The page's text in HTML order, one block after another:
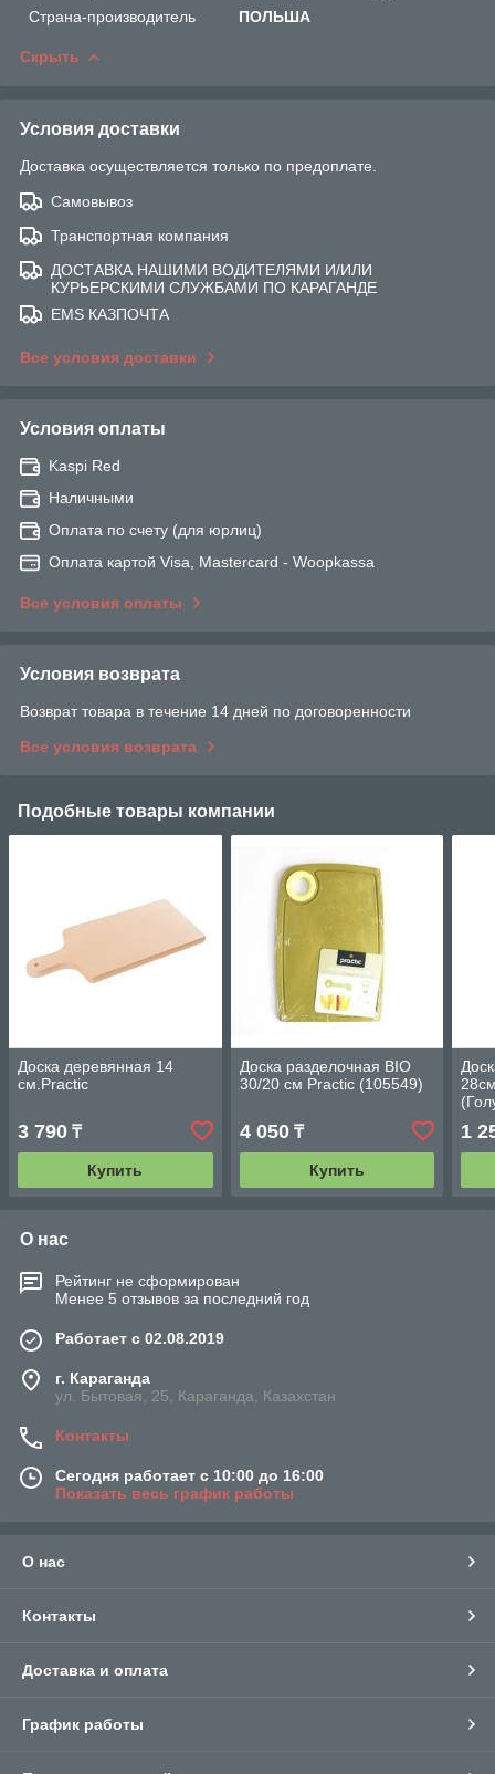
Страна-производитель
ПОЛЬША
Скрыть
Условия доставки
Доставка осуществляется только по предоплате.
Самовывоз
Транспортная компания
ДОСТАВКА НАШИМИ ВОДИТЕЛЯМИ И/ИЛИ
КУРЬЕРСКИМИ СЛУЖБАМИ ПО КАРАГАНДЕ
EMS КАЗПОЧТА
Все условия доставки
Условия оплаты
Kaspi Red
Наличными
Оплата по счету (для юрлиц)
Оплата картой Visa, Mastercard - Woopkassa
Все условия оплаты
Условия возврата
Возврат товара в течение 14 дней по договоренности
Все условия возврата
Подобные товары компании
Доска деревянная 14
см.Practic
3 790 ₸
Купить
Доска разделочная BIO
30/20 см Practic (105549)
4 050₸
Купить
1
О нас
Рейтинг не сформирован
Менее 5 отзывов за последний год
Работает с 02.08.2019
г. Караганда
ул. Бытовая, 25, Караганда, Казахстан
Контакты
Сегодня работает с 10:00 до 16:00
Показать весь график работы
О нас
Контакты
Доставка и оплата
График работы